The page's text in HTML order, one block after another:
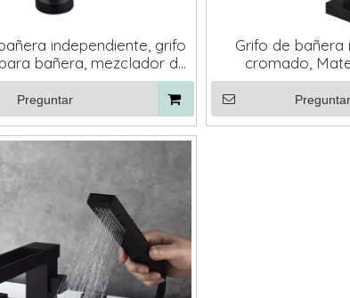
independiente, grifo
bañera, mezclador de
Color Oro
negro, cromado
Preguntar
Grifo de bañera
cromado,
montado en el
fábrica,
Preguntar